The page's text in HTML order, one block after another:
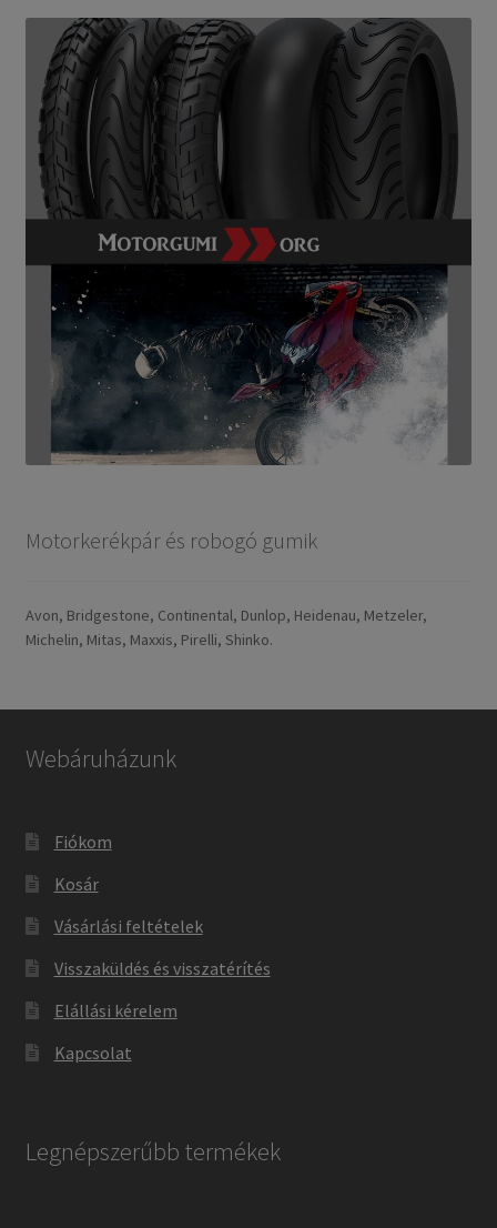
Motorkerékpár és robogó gumik
Avon, Bridgestone, Continental, Dunlop, Heidenau, Metzeler,
Michelin, Mitas, Maxxis, Pirelli, Shinko.
Webáruházunk
Fiókom
Kosár
Vásárlási feltételek
Visszaküldés és visszatérítés
Elállási kérelem
Kapcsolat
Legnépszerűbb termékek